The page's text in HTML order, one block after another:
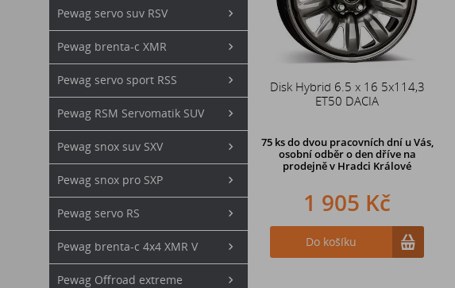
Pewag servo suv RSV
Pewag brenta-c XMR
Pewag servo sport RSS
Pewag RSM Servomatik SUV
Pewag snox suv SXV
Pewag snox pro SXP
Pewag servo RS
Pewag brenta-c 4x4 XMR V
Pewag Offroad extreme
Disk Hybrid 6.5 x 16 5x114,3
ET50 DACIA
75 ks do dvou pracovních dní u Vás,
osobní odběr o den dřívena
prodejně v Hradci Králové
1 905 Kč
Do košíku